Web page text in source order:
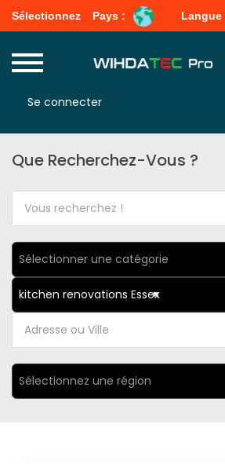
Sélectionnez Pays : Langue
Se connecter
Que Recherchez-Vous ?
Sélectionner une catégorie
×
kitchen renovations Essex
Sélectionnez une région